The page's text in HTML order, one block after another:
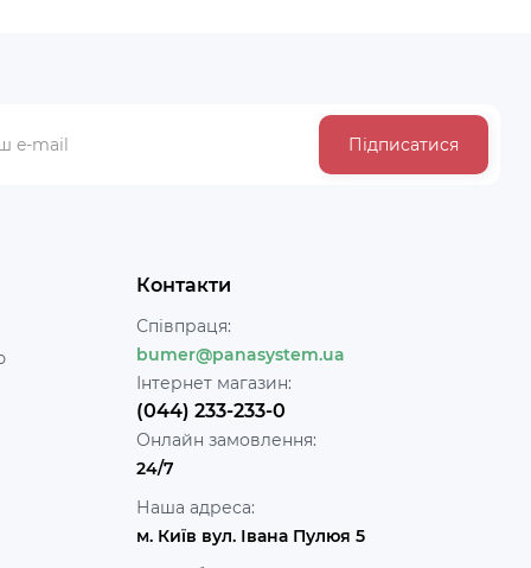
Підписатися
Контакти
Співпраця:
bumer@panasystem.ua
Інтернет магазин:
(044) 233-233-0
Онлайн замовлення:
24/7
Наша адреса:
м. Київ вул. Івана Пулюя 5